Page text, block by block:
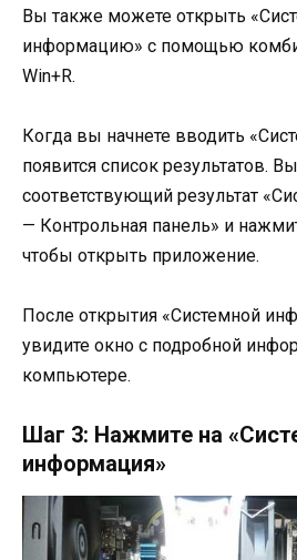
Вы также можете открыть
информацию» с помощью
Win+R.
Когда вы начнете вводить
появится список результатов.
соответствующий результат
— Контрольная панель» и
чтобы открыть приложение.
После открытия «Системной
увидите окно с подробной
компьютере.
Шаг 3: Нажмите на
информация»